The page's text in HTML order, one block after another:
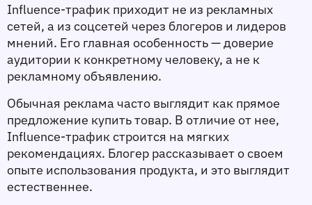
Influence-трафик приходит не из рекламных
сетей, а из соцсетей через блогеров и лидеров
мнений. Его главная особенность — доверие
аудитории к конкретному человеку, а не к
рекламному объявлению.
Обычная реклама часто выглядит как прямое
предложение купить товар. В отличие от нее,
Influence-трафик строится на мягких
рекомендациях. Блогер рассказывает о своем
опыте использования продукта, и это выглядит
естественнее.